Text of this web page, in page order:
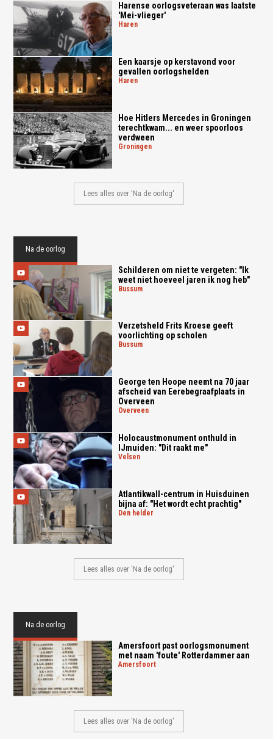
Harense oorlogsveteraan was laatste
'Mei-vlieger'
haren
Een kaarsje op kerstavond voor
gevallen oorlogshelden
haren
Hoe Hitlers Mercedes in Groningen
terechtkwam... en weer spoorloos
verdween
groningen
Lees alles over 'Na de oorlog'
Na de oorlog
Schilderen om niet te vergeten: "Ik
weet niet hoeveel jaren ik nog heb"
bussum
Verzetsheld Frits Kroese geeft
voorlichting op scholen
bussum
George ten Hoope neemt na 70 jaar
afscheid van Eerebegraafplaats in
Overveen
overveen
Holocaustmonument onthuld in
IJmuiden: "Dit raakt me"
velsen
Atlantikwall-centrum in Huisduinen
bijna af: "Het wordt echt prachtig"
den helder
Lees alles over 'Na de oorlog'
Na de oorlog
Amersfoort past oorlogsmonument
met naam 'foute' Rotterdammer aan
amersfoort
Lees alles over 'Na de oorlog'